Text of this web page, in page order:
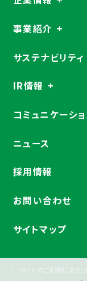
事業紹介
サステナビリティ
IR情報
コミュニケーシ
ニュース
採用情報
お問い合わせ
サイトマップ
サイトのご利用にあた